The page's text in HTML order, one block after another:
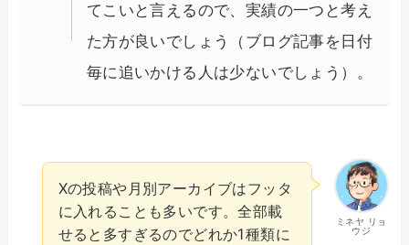
てこいと言えるので、実績の一つと考え
た方が良いでしょう（ブログ記事を日付
毎に追いかける人は少ないでしょう）。
ミネヤ リョ
ウジ
Xの投稿や月別アーカイブはフッタ
に入れることも多いです。全部載
せると多すぎるのでどれか1種類に